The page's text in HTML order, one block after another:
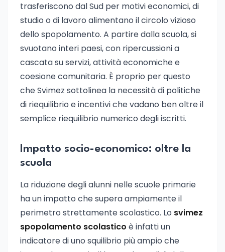
trasferiscono dal Sud per motivi economici, di
studio o di lavoro alimentano il circolo vizioso
dello spopolamento. A partire dalla scuola, si
svuotano interi paesi, con ripercussioni a
cascata su servizi, attività economiche e
coesione comunitaria. È proprio per questo
che Svimez sottolinea la necessità di politiche
di riequilibrio e incentivi che vadano ben oltre il
semplice riequilibrio numerico degli iscritti.
Impatto socio-economico: oltre la
scuola
La riduzione degli alunni nelle scuole primarie
ha un impatto che supera ampiamente il
perimetro strettamente scolastico. Lo svimez
spopolamento scolastico è infatti un
indicatore di uno squilibrio più ampio che